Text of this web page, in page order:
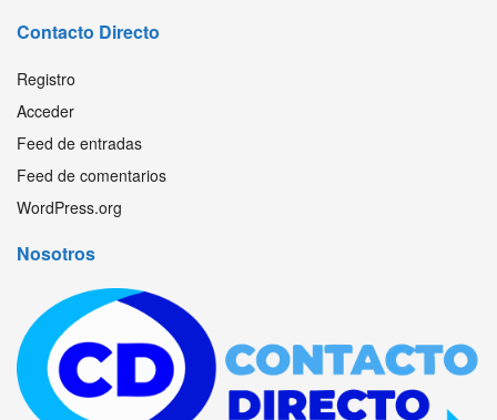
Contacto Directo
Registro
Acceder
Feed de entradas
Feed de comentarios
WordPress.org
Nosotros